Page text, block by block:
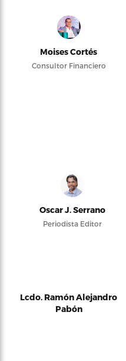
Moises Cortés
Consultor Financiero
Oscar J. Serrano
Periodista Editor
Lcdo. Ramón Alejandro
Pabón